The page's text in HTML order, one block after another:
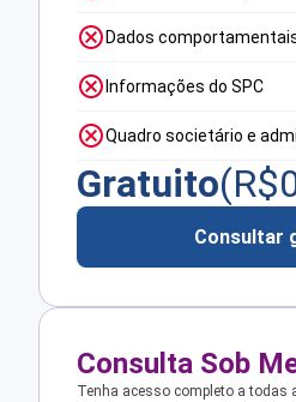
Dados
Informações do SPC
Quadro societário e
Gratuito(R$
Consultar
Consulta Sob
Tenha acesso completo a todas